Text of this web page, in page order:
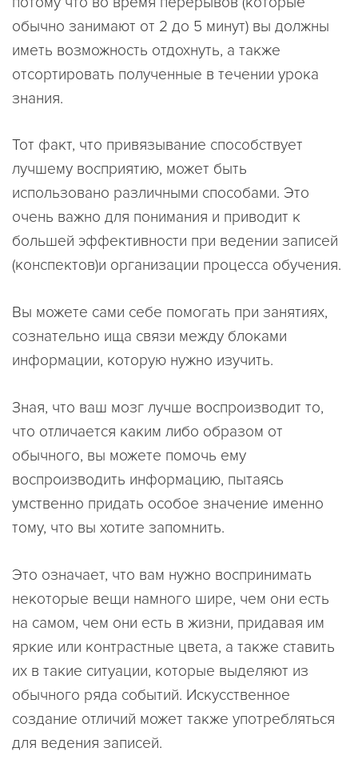
обычно занимают от 2 до 5 минут) вы должны
иметь возможность отдохнуть, а также
отсортировать полученные в течении урока
знания.
Тот факт, что привязывание способствует
лучшему восприятию, может быть
использовано различными способами. Это
очень важно для понимания и приводит к
большей эффективности при ведении записей
(конспектов)и организации процесса обучения.
Вы можете сами себе помогать при занятиях,
сознательно ища связи между блоками
информации, которую нужно изучить.
Зная, что ваш мозг лучше воспроизводит то,
что отличается каким либо образом от
обычного, вы можете помочь ему
воспроизводить информацию, пытаясь
умственно придать особое значение именно
тому, что вы хотите запомнить.
Это означает, что вам нужно воспринимать
некоторые вещи намного шире, чем они есть
на самом, чем они есть в жизни, придавая им
яркие или контрастные цвета, а также ставить
их в такие ситуации, которые выделяют из
обычного ряда событий. Искусственное
создание отличий может также употребляться
для ведения записей.